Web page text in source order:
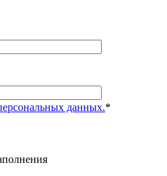
данных.*